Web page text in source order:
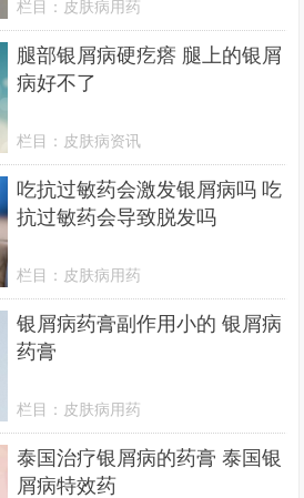
栏目： 皮肤病用药
腿部银屑病硬疙瘩 腿上的银屑
病好不了
栏目： 皮肤病资讯
吃抗过敏药会激发银屑病吗 吃
抗过敏药会导致脱发吗
栏目： 皮肤病用药
银屑病药膏副作用小的 银屑病
药膏
栏目： 皮肤病用药
泰国治疗银屑病的药膏 泰国银
屑病特效药